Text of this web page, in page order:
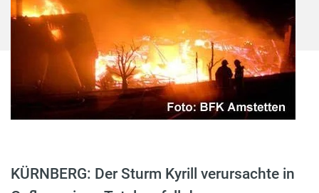
KÜRNBERG: Der Sturm Kyrill verursachte in